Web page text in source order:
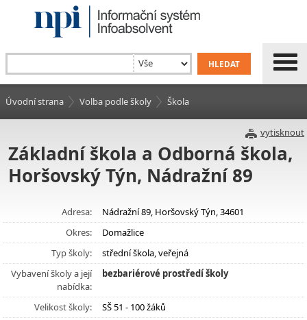
Úvodní strana Volba podle školy Škola
vytisknout
Základní škola a Odborná škola,
Horšovský Týn, Nádražní 89
Adresa:
Nádražní 89, Horšovský Týn, 34601
Okres:
Domažlice
Typ školy:
střední škola, veřejná
Vybavení školy a její
nabídka:
bezbariérové prostředí školy
Velikost školy:
SŠ 51 - 100 žáků